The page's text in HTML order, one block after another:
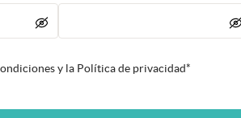
y la Política de privacidad*